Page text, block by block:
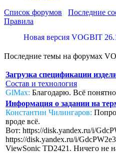
Список форумов Последние
Правила
Новая версия VOGBIT 26.1.8
Последние темы на форумах
Загрузка спецификации
Состав и технология
GlMax: Благодарю. Всё
Информация о задании на
Константин Чилингаров:
вроде всё.
Вот: https://disk.yandex.ru/i/
https://disk.yandex.ru/i/
ViewSonic TD2421. Ничего не